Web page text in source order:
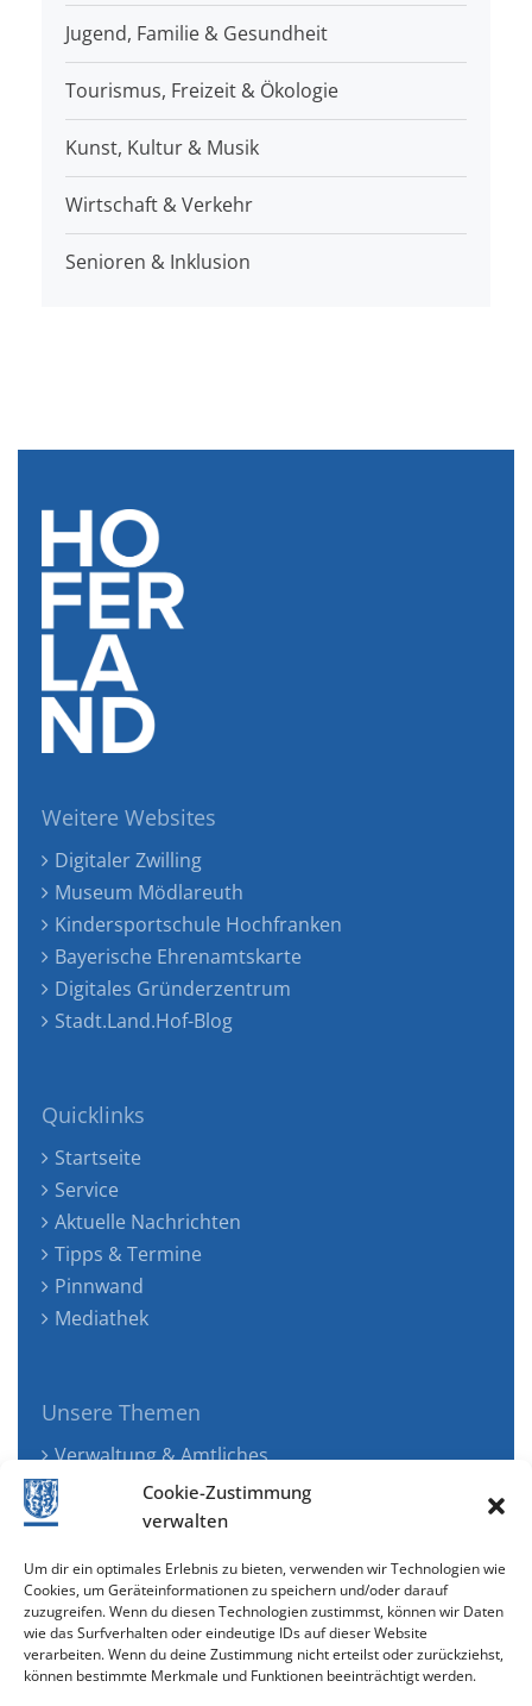
Cookie-Zustimmung
verwalten
Um dir ein optimales Erlebnis zu bieten, verwenden wir Technologien wie
Cookies, um Geräteinformationen zu speichern und/oder darauf
zuzugreifen. Wenn du diesen Technologien zustimmst, können wir Daten
wie das Surfverhalten oder eindeutige IDs auf dieser Website
verarbeiten. Wenn du deine Zustimmung nicht erteilst oder zurückziehst,
können bestimmte Merkmale und Funktionen beeinträchtigt werden.
Jugend, Familie & Gesundheit
Tourismus, Freizeit & Ökologie
Kunst, Kultur & Musik
Wirtschaft & Verkehr
Senioren & Inklusion
Weitere Websites
Digitaler Zwilling
Museum Mödlareuth
Kindersportschule Hochfranken
Bayerische Ehrenamtskarte
Digitales Gründerzentrum
Stadt.Land.Hof-Blog
Quicklinks
Startseite
Service
Aktuelle Nachrichten
Tipps & Termine
Pinnwand
Mediathek
Unsere Themen
Verwaltung & Amtliches
Jugend, Familie & Gesundheit
Tourismus, Freizeit & Ökologie
Wirtschaft & Verkehr
Senioren & Inklusion